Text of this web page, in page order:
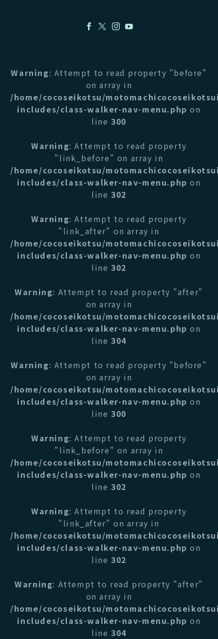
Warning: Attempt to read property "before"
on array in
/home/cocoseikotsu/
includes/class-walker-nav-menu.php on
line300
Warning: Attempt to read property
"link_before" on array in
/home/cocoseikotsu/
includes/class-walker-nav-menu.php on
line302
Warning: Attempt to read property
"link_after" on array in
/home/cocoseikotsu/
includes/class-walker-nav-menu.php on
line302
Warning: Attempt to read property "after"
on array in
/home/cocoseikotsu/
includes/class-walker-nav-menu.php on
line304
Warning: Attempt to read property "before"
on array in
/home/cocoseikotsu/
includes/class-walker-nav-menu.php on
line300
Warning: Attempt to read property
"link_before" on array in
/home/cocoseikotsu/
includes/class-walker-nav-menu.php on
line302
Warning: Attempt to read property
"link_after" on array in
/home/cocoseikotsu/
includes/class-walker-nav-menu.php on
line302
Warning: Attempt to read property "after"
on array in
/home/cocoseikotsu/
includes/class-walker-nav-menu.php on
line304